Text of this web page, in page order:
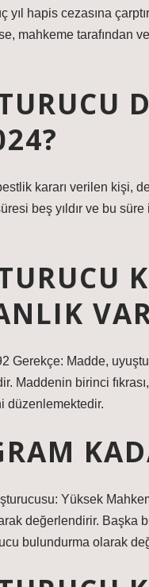
yıl hapis cezasına
mahkeme tarafından
kararı verilen kişi,
beş yıldır ve bu
Gerekçe: Madde,
Maddenin birinci
düzenlemektedir.
Yüksek
değerlendirir. Başka
bulundurma olarak